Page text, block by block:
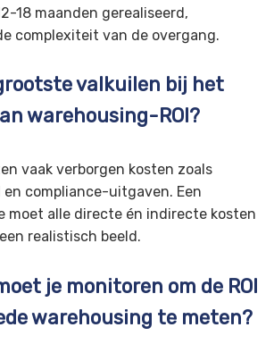
18 maanden gerealiseerd,
complexiteit van de overgang.
valkuilen bij het
warehousing-ROI?
vaak verborgen kosten zoals
compliance-uitgaven. Een
moet alle directe én indirecte kosten
realistisch beeld.
je monitoren om de ROI
warehousing te meten?